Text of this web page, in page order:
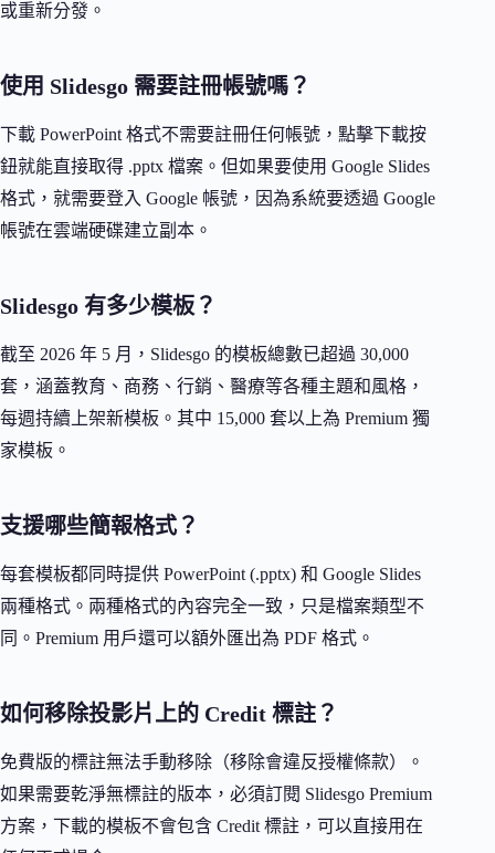
或重新分發。
使用 Slidesgo 需要註冊帳號嗎？
下載 PowerPoint 格式不需要註冊任何帳號，點擊下載按
鈕就能直接取得 .pptx 檔案。但如果要使用 Google Slides
格式，就需要登入 Google 帳號，因為系統要透過 Google
帳號在雲端硬碟建立副本。
Slidesgo 有多少模板？
截至 2026 年 5 月，Slidesgo 的模板總數已超過 30,000
套，涵蓋教育、商務、行銷、醫療等各種主題和風格，
每週持續上架新模板。其中 15,000 套以上為 Premium 獨
家模板。
支援哪些簡報格式？
每套模板都同時提供 PowerPoint (.pptx) 和 Google Slides
兩種格式。兩種格式的內容完全一致，只是檔案類型不
同。Premium 用戶還可以額外匯出為 PDF 格式。
如何移除投影片上的 Credit 標註？
免費版的標註無法手動移除（移除會違反授權條款）。
如果需要乾淨無標註的版本，必須訂閱 Slidesgo Premium
方案，下載的模板不會包含 Credit 標註，可以直接用在